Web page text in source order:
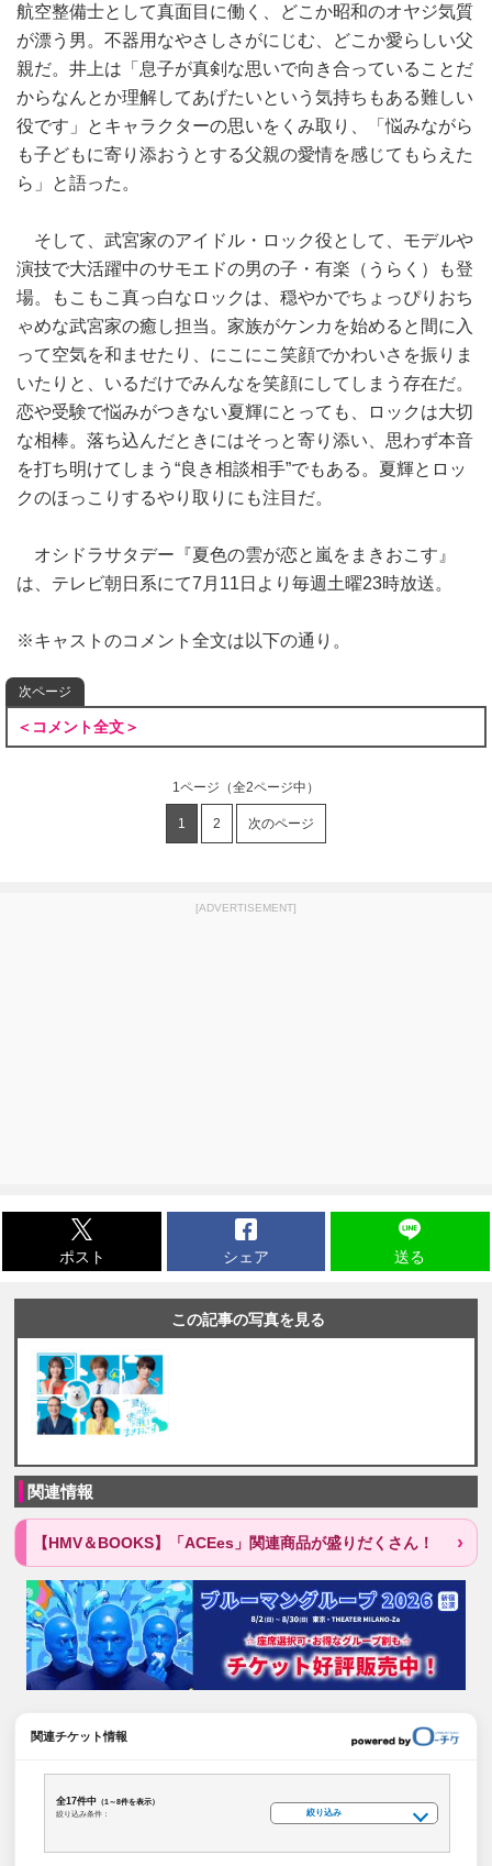
航空整備士として真面目に働く、どこか昭和のオヤジ気質
が漂う男。不器用なやさしさがにじむ、どこか愛らしい父
親だ。井上は「息子が真剣な思いで向き合っていることだ
からなんとか理解してあげたいという気持ちもある難しい
役です」とキャラクターの思いをくみ取り、「悩みながら
も子どもに寄り添おうとする父親の愛情を感じてもらえた
ら」と語った。
そして、武宮家のアイドル・ロック役として、モデルや
演技で大活躍中のサモエドの男の子・有楽（うらく）も登
場。もこもこ真っ白なロックは、穏やかでちょっぴりおち
ゃめな武宮家の癒し担当。家族がケンカを始めると間に入
って空気を和ませたり、にこにこ笑顔でかわいさを振りま
いたりと、いるだけでみんなを笑顔にしてしまう存在だ。
恋や受験で悩みがつきない夏輝にとっても、ロックは大切
な相棒。落ち込んだときにはそっと寄り添い、思わず本音
を打ち明けてしまう“良き相談相手”でもある。夏輝とロッ
クのほっこりするやり取りにも注目だ。
オシドラサタデー『夏色の雲が恋と嵐をまきおこす』
は、テレビ朝日系にて7月11日より毎週土曜23時放送。
※キャストのコメント全文は以下の通り。
次ページ
＜コメント全文＞
1ページ （全2ページ中）
1 2 次のページ
[ADVERTISEMENT]
ポスト シェア 送る
この記事の写真を見る
関連情報
【HMV＆BOOKS】「ACEes」関連商品が盛りだくさん！
関連チケット情報
全17件中 （1～8件を表示）
絞り込み条件：
絞り込み